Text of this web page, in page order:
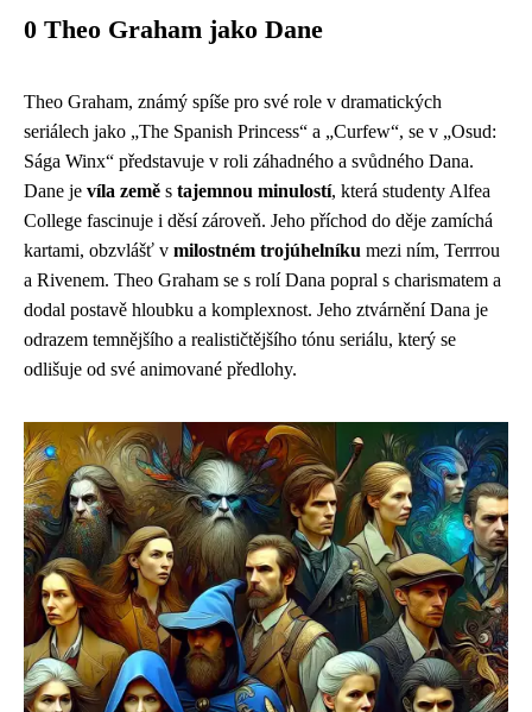
0 Theo Graham jako Dane
Theo Graham, známý spíše pro své role v dramatických
seriálech jako „The Spanish Princess“ a „Curfew“, se v „Osud:
Sága Winx“ představuje v roli záhadného a svůdného Dana.
Dane je víla země s tajemnou minulostí, která studenty Alfea
College fascinuje i děsí zároveň. Jeho příchod do děje zamíchá
kartami, obzvlášť v milostném trojúhelníku mezi ním, Terrrou
a Rivenem. Theo Graham se s rolí Dana popral s charismatem a
dodal postavě hloubku a komplexnost. Jeho ztvárnění Dana je
odrazem temnějšího a realističtějšího tónu seriálu, který se
odlišuje od své animované předlohy.